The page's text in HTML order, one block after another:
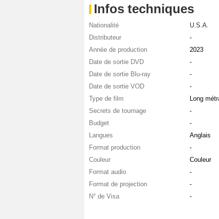
Infos techniques
Nationalité
U.S.A.
Distributeur
-
Année de production
2023
Date de sortie DVD
-
Date de sortie Blu-ray
-
Date de sortie VOD
-
Type de film
Long
Secrets de tournage
-
Budget
-
Langues
Anglais
Format production
-
Couleur
Couleur
Format audio
-
Format de projection
-
N° de Visa
-